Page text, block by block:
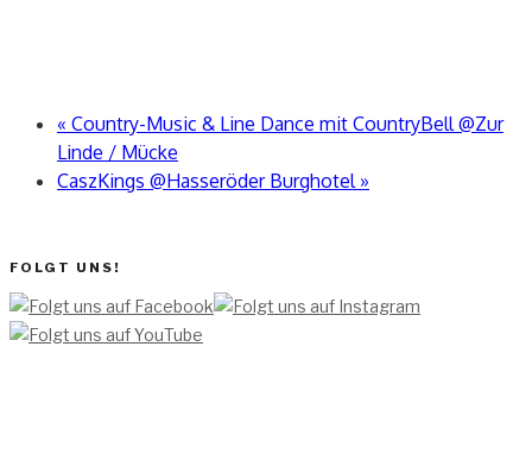
« Country-Music & Line Dance mit CountryBell @Zur
Linde / Mücke
CaszKings @Hasseröder Burghotel »
FOLGT UNS!